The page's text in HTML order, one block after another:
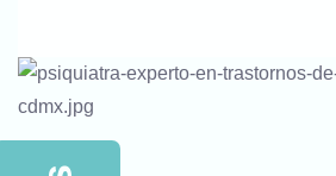
Llámanos Para Más